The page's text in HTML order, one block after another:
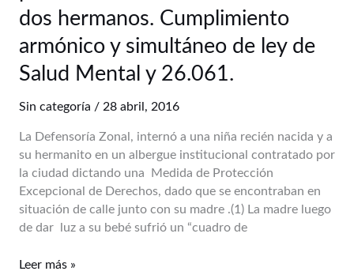
dos hermanos. Cumplimiento
armónico y simultáneo de ley de
Salud Mental y 26.061.
Sin categoría / 28 abril, 2016
La Defensoría Zonal, internó a una niña recién nacida y a
su hermanito en un albergue institucional contratado por
la ciudad dictando una Medida de Protección
Excepcional de Derechos, dado que se encontraban en
situación de calle junto con su madre .(1) La madre luego
de dar luz a su bebé sufrió un “cuadro de
praxis
organismo
estatal
protección
infancia.
Leer más »